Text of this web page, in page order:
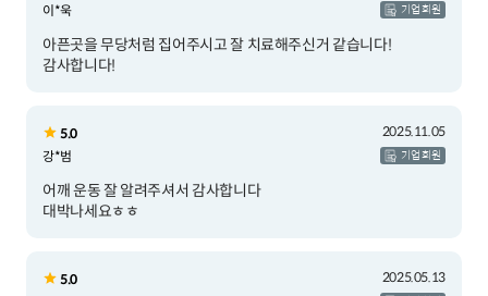
이*욱
기업 회원
아픈곳을 무당처럼 집어주시고 잘 치료해주신거 같습니다!
감사합니다!
5.0
2025.11.05
강*범
기업 회원
어깨 운동 잘 알려주셔서 감사합니다
대박나세요ㅎㅎ
5.0
2025.05.13